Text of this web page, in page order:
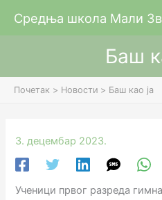
Средња школа Мали
Баш
Почетак Новости Баш као ја
3. децембар 2023.
Ученици првог разреда